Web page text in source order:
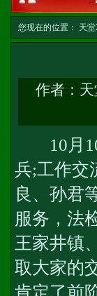
您现在的位置： 天
作者：
10月10
兵;工作交
良、孙君
服务 ，法
王家井镇
取大家的
肯定了前